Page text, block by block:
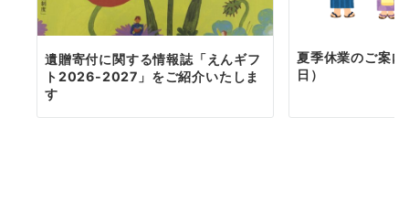
遺贈寄付に関する情報誌「えんギフ
ト2026-2027」をご紹介いたしま
す
夏季休業のご案
日）